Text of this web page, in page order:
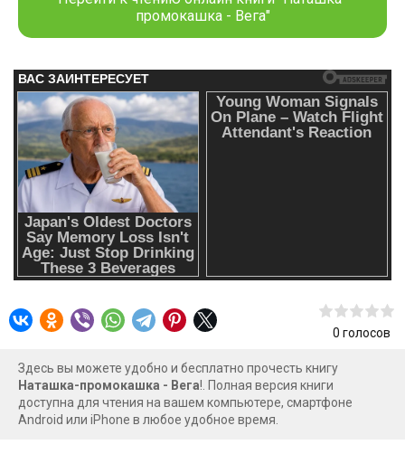
промокашка - Вега"
0 голосов
Здесь вы можете удобно и бесплатно прочесть книгу
Наташка-промокашка - Вега!. Полная версия книги
доступна для чтения на вашем компьютере, смартфоне
Android или iPhone в любое удобное время.